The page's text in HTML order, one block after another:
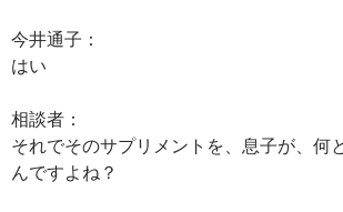
今井通子：
はい
相談者：
それでそのサプリメントを、息子が、何
んですよね？